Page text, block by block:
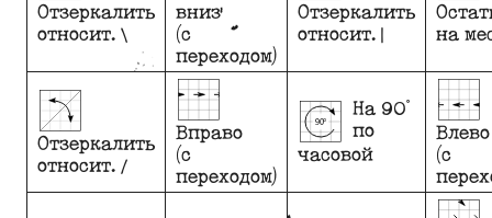
Отзеркалить
относит. \
вниз
(с
переходом)
Отзеркалить
относит. |
на
Отзеркалить
относит. /
Вправо
(с
переходом)
На 90°
по
часовой
Влево
(с